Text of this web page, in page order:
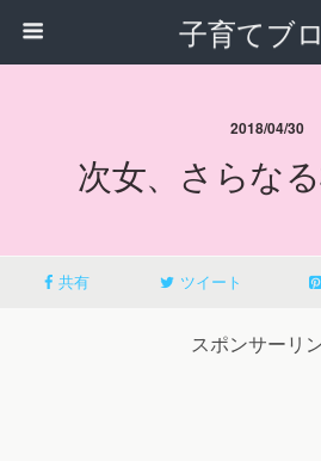
子育てブ
2018/04/30
次女、さらなる
共有 ツイート
スポンサーリ